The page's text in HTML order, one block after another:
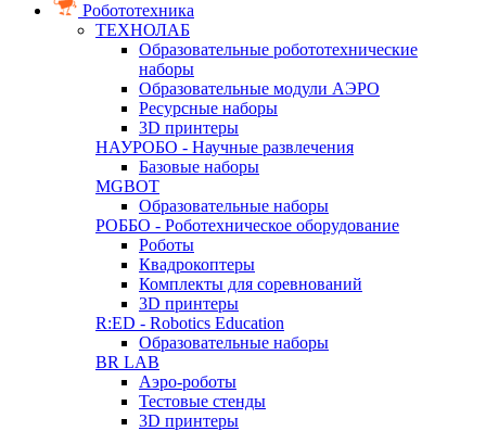
Робототехника
ТЕХНОЛАБ
Образовательные робототехнические
наборы
Образовательные модули АЭРО
Ресурсные наборы
3D принтеры
НАУРОБО - Научные развлечения
Базовые наборы
MGBOT
Образовательные наборы
РОББО - Роботехническое оборудование
Роботы
Квадрокоптеры
Комплекты для соревнований
3D принтеры
R:ED - Robotics Education
Образовательные наборы
BR LAB
Аэро-роботы
Тестовые стенды
3D принтеры